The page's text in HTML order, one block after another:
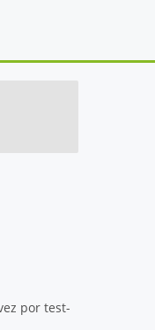
por test-